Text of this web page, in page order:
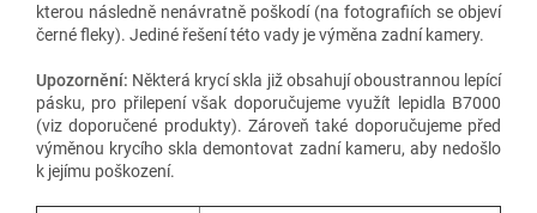
kterou následně nenávratně poškodí (na fotografiích se objeví
černé fleky). Jediné řešení této vady je výměna zadní kamery.
Upozornění: Některá krycí skla již obsahují oboustrannou lepící
pásku, pro přilepení však doporučujeme využít lepidla B7000
(viz doporučené produkty). Zároveň také doporučujeme před
výměnou krycího skla demontovat zadní kameru, aby nedošlo
k jejímu poškození.